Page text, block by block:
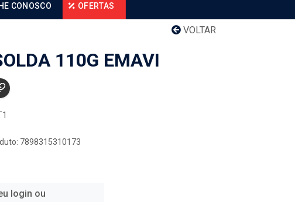
CONOSCO OFERTAS
VOLTAR
110G EMAVI
7898315310173
login ou